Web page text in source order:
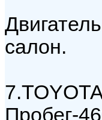
салон.
Пробег-